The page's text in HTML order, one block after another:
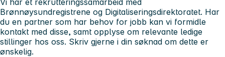
Brønnøysundregistrene og Digitaliseringsdirektoratet. Har
du en partner som har behov for jobb kan vi formidle
kontakt med disse, samt opplyse om relevante ledige
stillinger hos oss. Skriv gjerne i din søknad om dette er
ønskelig.